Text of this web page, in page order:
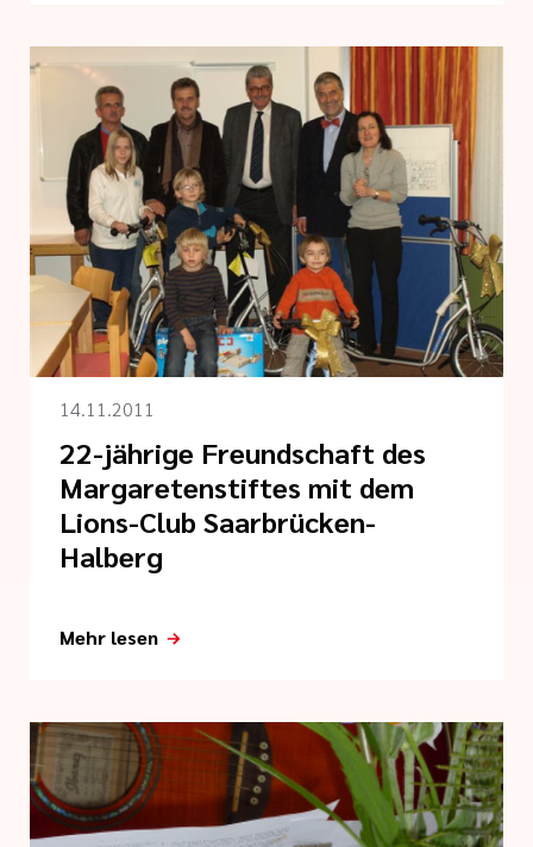
14.11.2011
22-jährige Freundschaft des
Margaretenstiftes mit dem
Lions-Club Saarbrücken-
Halberg
Mehr lesen